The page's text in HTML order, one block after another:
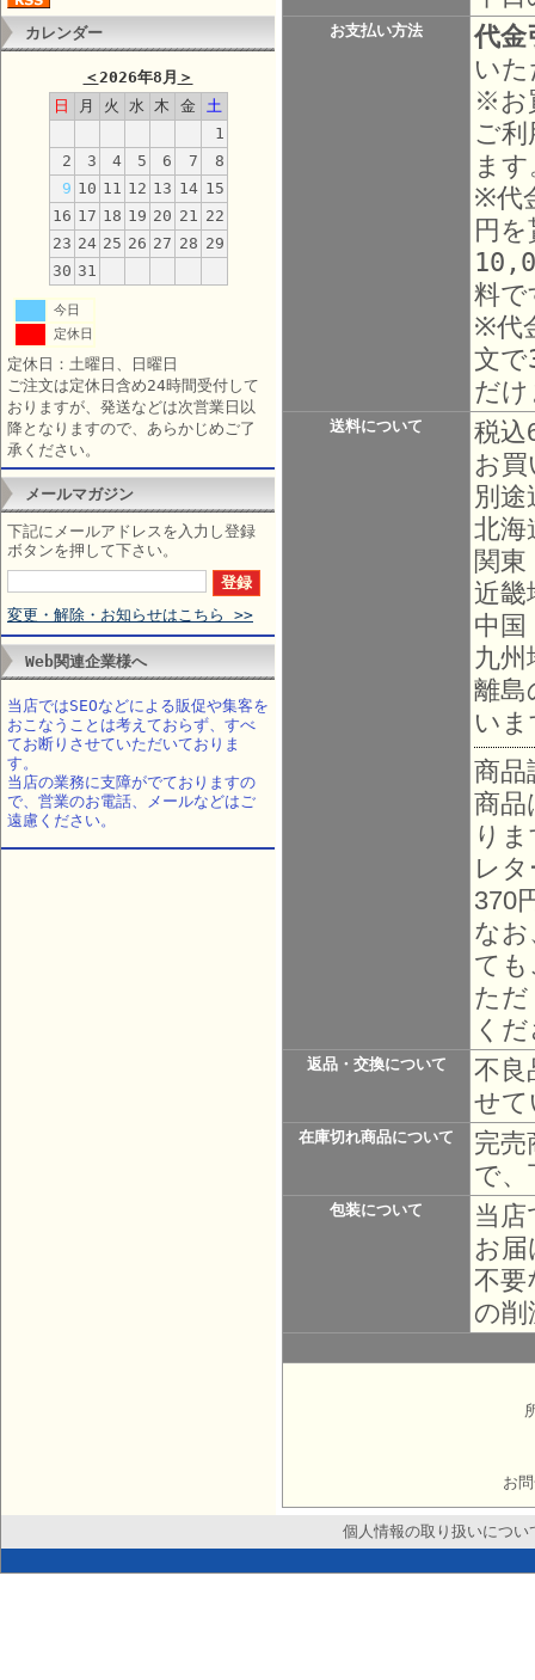
カレンダー
＜ 2026年8月 ＞
日
月 火 水 木 金
土
1
2
3 4 5 6 7
8
9 10 11 12 13 14 15
16 17 18 19 20 21
22
23 24 25 26 27 28 29
30 31
今日
定休日
定休日：土曜日、日曜日
ご注文は定休日含め24時間受付して
おりますが、発送などは次営業日以
降となりますので、あらかじめご了
承ください。
メールマガジン
下記にメールアドレスを入力し登録
ボタンを押して下さい。
変更・解除・お知らせはこちら >>
Web関連企業様へ
当店ではSEOなどによる販促や集客を
おこなうことは考えておらず、すべ
てお断りさせていただいておりま
す。
当店の業務に支障がでておりますの
で、営業のお電話、メールなどはご
遠慮ください。
お支払い方法
代金
い
※お
ご
ま
※代
円
料で
※代
文
だ
送料について
税込
お
別
北海
関東
近畿
中国
九州
離島
い
商品
商品
り
レ
370
な
て
た
く
返品・交換について
不良
せ
在庫切れ商品について
完
で、
包装について
当
お
不要
の
お
個人情報の取り扱いについ